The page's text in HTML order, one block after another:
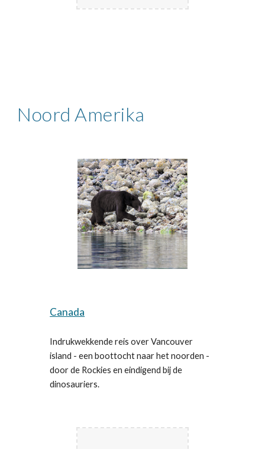
Noord Amerika
Canada
Indrukwekkende reis over Vancouver
island - een boottocht naar het noorden -
door de Rockies en eindigend bij de
dinosauriers.